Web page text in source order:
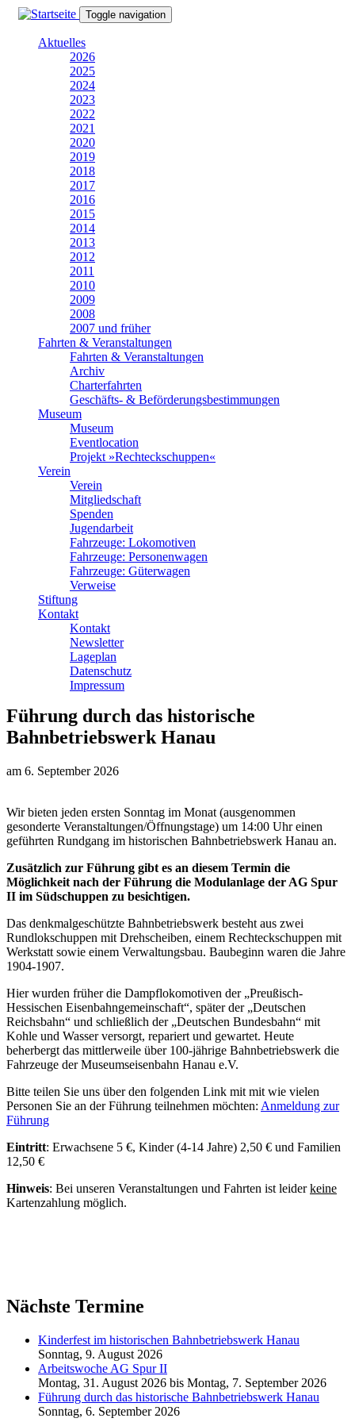
Direkt
Toggle navigation
Aktuelles
2026
2025
2024
2023
2022
2021
2020
2019
2018
2017
2016
2015
2014
2013
2012
2011
2010
2009
2008
2007 und früher
Fahrten & Veranstaltungen
Fahrten & Veranstaltungen
Archiv
Charterfahrten
Geschäfts- & Beförderungsbestimmungen
Museum
Museum
Eventlocation
Projekt »Rechteckschuppen«
Verein
Verein
Mitgliedschaft
Spenden
Jugendarbeit
Fahrzeuge: Lokomotiven
Fahrzeuge: Personenwagen
Fahrzeuge: Güterwagen
Verweise
Stiftung
Kontakt
Kontakt
Newsletter
Lageplan
Datenschutz
Impressum
Führung durch das historische
Bahnbetriebswerk Hanau
am 6. September 2026
Wir bieten jeden ersten Sonntag im Monat (ausgenommen
gesonderte Veranstaltungen/Öffnungstage) um 14:00 Uhr einen
geführten Rundgang im historischen Bahnbetriebswerk Hanau an.
Zusätzlich zur Führung gibt es an diesem Termin die
Möglichkeit nach der Führung die Modulanlage der AG Spur
II im Südschuppen zu besichtigen.
Das denkmalgeschützte Bahnbetriebswerk besteht aus zwei
Rundlokschuppen mit Drehscheiben, einem Rechteckschuppen mit
Werkstatt sowie einem Verwaltungsbau. Baubeginn waren die Jahre
1904-1907.
Hier wurden früher die Dampflokomotiven der „Preußisch-
Hessischen Eisenbahngemeinschaft“, später der „Deutschen
Reichsbahn“ und schließlich der „Deutschen Bundesbahn“ mit
Kohle und Wasser versorgt, repariert und gewartet. Heute
beherbergt das mittlerweile über 100-jährige Bahnbetriebswerk die
Fahrzeuge der Museumseisenbahn Hanau e.V.
Bitte teilen Sie uns über den folgenden Link mit mit wie vielen
Personen Sie an der Führung teilnehmen möchten: Anmeldung zur
Führung
Eintritt: Erwachsene 5 €, Kinder (4-14 Jahre) 2,50 € und Familien
12,50 €
Hinweis: Bei unseren Veranstaltungen und Fahrten ist leiderkeine
Kartenzahlung möglich.
Nächste Termine
Kinderfest im historischen Bahnbetriebswerk Hanau
Sonntag, 9. August 2026
Arbeitswoche AG Spur II
Montag, 31. August 2026 bis Montag, 7. September 2026
Führung durch das historische Bahnbetriebswerk Hanau
Sonntag, 6. September 2026